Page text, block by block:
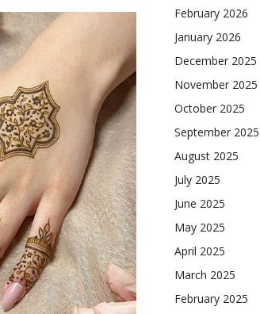
February 2026
January 2026
December 2025
November 2025
October 2025
September 2025
August 2025
July 2025
June 2025
May 2025
April 2025
March 2025
February 2025